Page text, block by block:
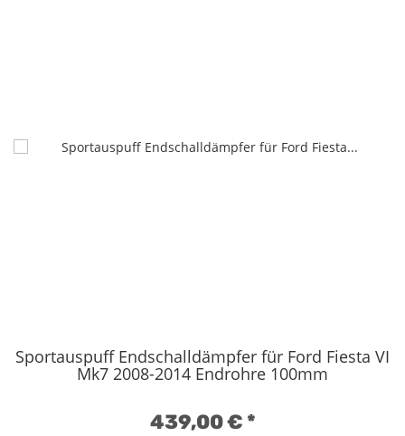
Sportauspuff Endschalldämpfer für Ford Fiesta VI
Mk7 2008-2014 Endrohre 100mm
439,00 €*